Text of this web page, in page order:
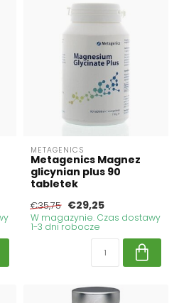
METAGENICS
Metagenics Magnez
glicynian plus 90
tabletek
€35,75 €29,25
W magazynie. Czas dostawy
1-3 dni robocze